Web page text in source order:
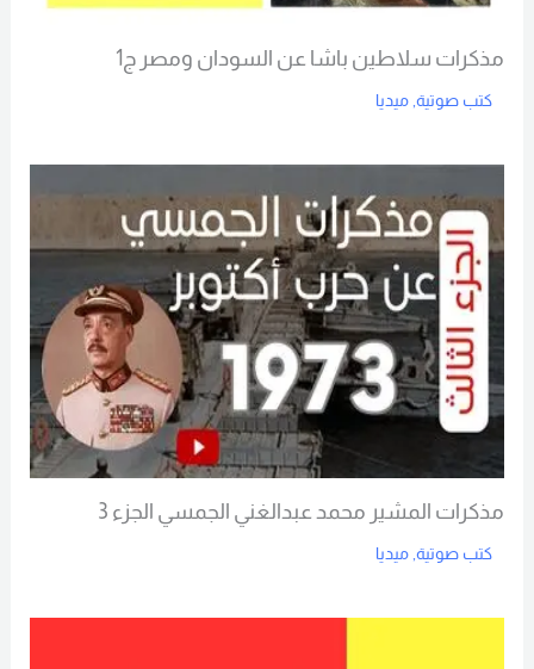
مذكرات سلاطين باشا عن السودان ومصر ج1
كتب صوتية, ميديا
مذكرات المشير محمد عبدالغني الجمسي الجزء 3
كتب صوتية, ميديا